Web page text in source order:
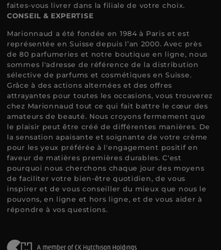
faites-vous livrer dans la filiale de votre choix.
CONSEIL & EXPERTISE
Marionnaud a été fondée en 1984 à Paris et est
représentée en Suisse depuis l’an 2000. Avec près
de 80 parfumeries et notre boutique en ligne, nous
sommes l'adresse de référence de la distribution
sélective de parfums et cosmétiques en Suisse.
Grâce à des actions alternées et des offres
attrayantes pour toutes les occasions, vous trouverez
chez Marionnaud tout ce qui fait battre le cœur des
amateurs de beauté. Nous croyons fermement que
le plaisir peut être créé de différentes manières. De
la sensation apaisante et soignante de votre crème
pour les yeux préférée à l'engagement positif en
faveur de matières premières durables. C'est
pourquoi nous cherchons chaque jour des moyens
de faciliter votre bien-être quotidien, de vous
inspirer et de vous conseiller du mieux que nous le
pouvons, en ligne et hors ligne, et de vous aider à
répondre à vos questions.